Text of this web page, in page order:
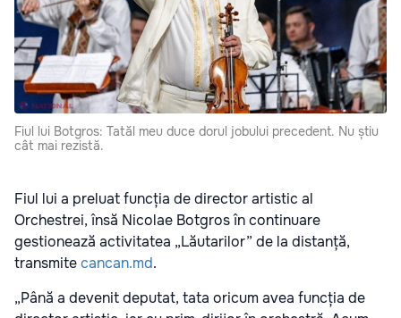
Fiul lui Botgros: Tatăl meu duce dorul jobului precedent. Nu știu
cât mai rezistă.
Fiul lui a preluat funcția de director artistic al
Orchestrei, însă Nicolae Botgros în continuare
gestionează activitatea „Lăutarilor” de la distanță,
transmitecancan.md.
„Până a devenit deputat, tata oricum avea funcția de